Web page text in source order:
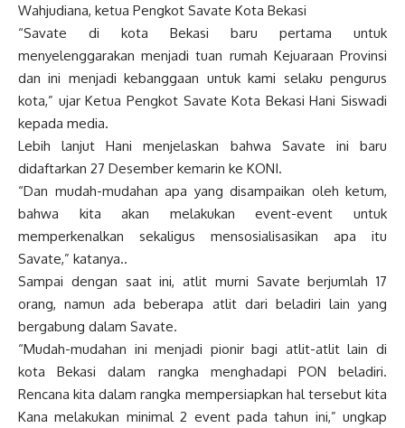
Wahjudiana, ketua Pengkot Savate Kota Bekasi
“Savate di kota Bekasi baru pertama untuk
menyelenggarakan menjadi tuan rumah Kejuaraan Provinsi
dan ini menjadi kebanggaan untuk kami selaku pengurus
kota,” ujar Ketua Pengkot Savate Kota Bekasi Hani Siswadi
kepada media.
Lebih lanjut Hani menjelaskan bahwa Savate ini baru
didaftarkan 27 Desember kemarin ke KONI.
“Dan mudah-mudahan apa yang disampaikan oleh ketum,
bahwa kita akan melakukan event-event untuk
memperkenalkan sekaligus mensosialisasikan apa itu
Savate,” katanya..
Sampai dengan saat ini, atlit murni Savate berjumlah 17
orang, namun ada beberapa atlit dari beladiri lain yang
bergabung dalam Savate.
“Mudah-mudahan ini menjadi pionir bagi atlit-atlit lain di
kota Bekasi dalam rangka menghadapi PON beladiri.
Rencana kita dalam rangka mempersiapkan hal tersebut kita
Kana melakukan minimal 2 event pada tahun ini,” ungkap